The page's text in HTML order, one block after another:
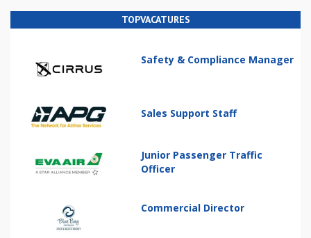
TOPVACATURES
Safety & Compliance Manager
Sales Support Staff
Junior Passenger Traffic
Officer
Commercial Director